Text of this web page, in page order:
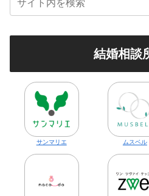
結婚相談
サンマリエ ムスベル